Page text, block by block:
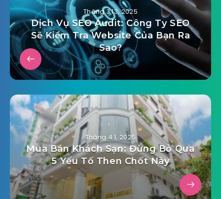
Tháng 3 13, 2025
Dịch Vụ SEO Audit: Công Ty SEO
Sẽ Kiểm Tra Website Của Bạn Ra
Sao?
Tháng 4 1, 2025
Mua Bán Khách Sạn: Đừng Bỏ Qua
5 Yếu Tố Then Chốt Này